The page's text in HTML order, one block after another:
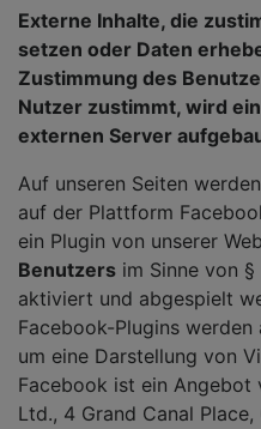
Externe Inhalte, die
setzen oder Daten
Zustimmung des
Nutzer zustimmt, wird
externen Server
Auf unseren Seiten
auf der Plattform
ein Plugin von unserer
Benutzers im Sinne von
aktiviert und abgespielt
Facebook-Plugins
um eine Darstellung von
Facebook ist ein Angebot
Ltd., 4 Grand Canal